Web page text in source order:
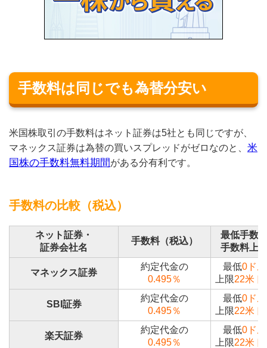
手数料は同じでも為替分安い
米国株取引の手数料はネット証券は5社とも同じですが、
マネックス証券は為替の買いスプレッドがゼロなのと、 米
国株の手数料無料期間がある分有利です。
手数料の比較（税込）
ネット証券・
証券会社名
手数料（税込）
最低手数
手数料上
マネックス証券
約定代金の
0.495％
最低0ドル
上限22米ド
SBI証券
約定代金の
0.495％
最低0ドル
上限22米ド
楽天証券
約定代金の
0.495％
最低0ドル
上限22米ド